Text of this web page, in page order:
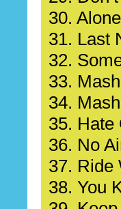
30. Alone
31. Last
32.
33.
34.
35. Hate
36. No
37. Ride
38. You